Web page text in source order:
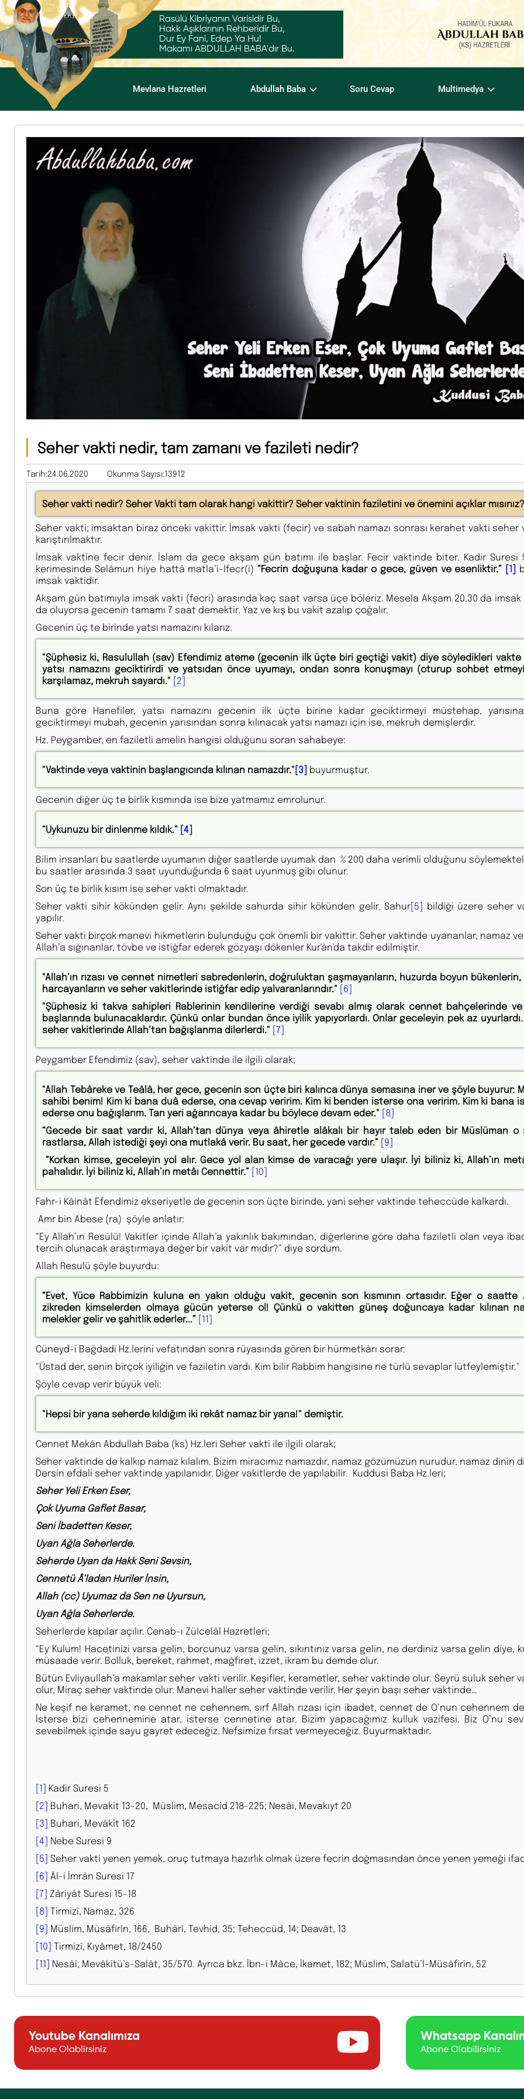
Rasülü Kibriyanın Varisidir Bu,
Hakk Aşıklarının Rehberidir Bu,
Dur Ey Fani, Edep Ya Hu!
Makamı ABDULLAH BABA'dır Bu.
Mevlana Hazretleri Abdullah Baba Soru Cevap Multimedya
Seher vakti nedir, tam zamanı ve fazileti nedir?
Tarih:24.06.2020 Okunma Sayısı:13912
Seher vakti nedir? Seher Vakti tam olarak hangi vakittir? Seher vaktinin faziletini ve önemini açıklar mısınız?
Seher vakti; imsaktan biraz önceki vakittir. İmsak vakti (fecir) ve sabah namazı sonrası kerahet vakti seher
karıştırılmaktır.
İmsak vaktine fecir denir. İslam da gece akşam gün batımı ile başlar. Fecir vaktinde biter. Kadir Suresi
kerimesinde Selâmun hiye hattâ matla’i-lfecr(i)“Fecrin doğuşuna kadar o gece, güven ve esenliktir.” [1]
imsak vaktidir.
Akşam gün batımıyla imsak vakti (fecri) arasında kaç saat varsa üçe böleriz. Mesela Akşam 20.30 da imsak
da oluyorsa gecenin tamamı 7 saat demektir. Yaz ve kış bu vakit azalıp çoğalır.
Gecenin üç te birinde yatsı namazını kılarız.
"Şüphesiz ki, Rasulullah (sav) Efendimiz ateme (gecenin ilk üçte biri geçtiği vakit) diye söyledikleri vakte
yatsı namazını geciktirirdi ve yatsıdan önce uyumayı, ondan sonra konuşmayı (oturup sohbet
karşılamaz, mekruh sayardı." [2]
Buna göre Hanefiler, yatsı namazını gecenin ilk üçte birine kadar geciktirmeyi müstehap,
geciktirmeyi mubah, gecenin yarısından sonra kılınacak yatsı namazı için ise, mekruh demişlerdir.
Hz. Peygamber, en faziletli amelin hangisi olduğunu soran sahabeye:
"Vaktinde veya vaktinin başlangıcında kılınan namazdır."[3] buyurmuştur.
Gecenin diğer üç te birlik kısmında ise bize yatmamız emrolunur.
“Uykunuzu bir dinlenme kıldık.” [4]
Bilim insanları bu saatlerde uyumanın diğer saatlerde uyumak dan % 200 daha verimli olduğunu
bu saatler arasında 3 saat uyunduğunda 6 saat uyunmuş gibi olunur.
Son üç te birlik kısım ise seher vakti olmaktadır.
Seher vakti sihir kökünden gelir. Aynı şekilde sahurda sihir kökünden gelir. Sahur[5] bildiği üzere seher
yapılır.
Seher vakti birçok manevi hikmetlerin bulunduğu çok önemli bir vakittir. Seher vaktinde uyananlar, namaz
Allah’a sığınanlar, tövbe ve istiğfar ederek gözyaşı dökenler Kur'ân'da takdir edilmiştir.
"Allah’ın rızası ve cennet nimetleri sabredenlerin, doğruluktan şaşmayanların, huzurda boyun
harcayanların ve seher vakitlerinde istiğfar edip yalvaranlarındır." [6]
"Şüphesiz ki takva sahipleri Rablerinin kendilerine verdiği sevabı almış olarak cennet bahçelerinde ve
başlarında bulunacaklardır. Çünkü onlar bundan önce iyilik yapıyorlardı. Onlar geceleyin pek az
seher vakitlerinde Allah’tan bağışlanma dilerlerdi." [7]
Peygamber Efendimiz (sav), seher vaktinde ile ilgili olarak;
"Allah Tebâreke ve Teâlâ, her gece, gecenin son üçte biri kalınca dünya semasına iner ve şöyle buyurur:
sahibi benim! Kim ki bana duâ ederse, ona cevap veririm. Kim ki benden isterse ona veririm. Kim ki bana
ederse onu bağışlarım. Tan yeri ağarıncaya kadar bu böylece devam eder." [8]
“Gecede bir saat vardır ki, Allah’tan dünya veya âhiretle alâkalı bir hayır taleb eden bir Müslüman o
rastlarsa, Allah istediği şeyi ona mutlakâ verir. Bu saat, her gecede vardır.” [9]
“Korkan kimse, geceleyin yol alır. Gece yol alan kimse de varacağı yere ulaşır. İyi biliniz ki, Allah’ın
pahalıdır. İyi biliniz ki, Allah’ın metâı Cennettir.” [10]
Fahr-i Kâinât Efendimiz ekseriyetle de gecenin son üçte birinde, yani seher vaktinde teheccüde kalkardı.
Amr bin Abese (ra) şöyle anlatır:
“Ey Allah’ın Resûlü! Vakitler içinde Allah’a yakınlık bakımından, diğerlerine göre daha faziletli olan veya
tercih olunacak araştırmaya değer bir vakit var mıdır?” diye sordum.
Allah Resulü şöyle buyurdu:
“Evet, Yüce Rabbimizin kuluna en yakın olduğu vakit, gecenin son kısmının ortasıdır. Eğer o saatte
zikreden kimselerden olmaya gücün yeterse ol! Çünkü o vakitten güneş doğuncaya kadar kılınan
melekler gelir ve şahitlik ederler...” [11]
Cüneyd-i Bağdadi Hz.lerini vefatından sonra rüyasında gören bir hürmetkârı sorar:
"Üstad der, senin birçok iyiliğin ve faziletin vardı. Kim bilir Rabbim hangisine ne türlü sevaplar lütfeylemiştir."
Şöyle cevap verir büyük veli:
"Hepsi bir yana seherde kıldığım iki rekât namaz bir yana!" demiştir.
Cennet Mekân Abdullah Baba (ks) Hz.leri Seher vakti ile ilgili olarak;
Seher vaktinde de kalkıp namaz kılalım. Bizim miracımız namazdır, namaz gözümüzün nurudur, namaz dinin
Dersin efdali seher vaktinde yapılanıdır. Diğer vakitlerde de yapılabilir. Kuddusi Baba Hz.leri;
Seher Yeli Erken Eser,
Çok Uyuma Gaflet Basar,
Seni İbadetten Keser,
Uyan Ağla Seherlerde.
Seherde Uyan da Hakk Seni Sevsin,
Cennetü Â’ladan Huriler İnsin,
Allah (cc) Uyumaz da Sen ne Uyursun,
Uyan Ağla Seherlerde.
Seherlerde kapılar açılır. Cenab-ı Zülcelâl Hazretleri;
“Ey Kulum! Hacetinizi varsa gelin, borcunuz varsa gelin, sıkıntınız varsa gelin, ne derdiniz varsa gelin diye,
müsaade verir. Bolluk, bereket, rahmet, mağfiret, izzet, ikram bu demde olur.
Bütün Evliyaullah’a makamlar seher vakti verilir. Keşifler, kerametler, seher vaktinde olur. Seyrü suluk seher
olur, Miraç seher vaktinde olur. Manevi haller seher vaktinde verilir. Her şeyin başı seher vaktinde…
Ne keşif ne keramet, ne cennet ne cehennem, sırf Allah rızası için ibadet, cennet de O’nun cehennem de
İsterse bizi cehennemine atar, isterse cennetine atar. Bizim yapacağımız kulluk vazifesi. Biz O’nu
sevebilmek içinde sayu gayret edeceğiz. Nefsimize fırsat vermeyeceğiz. Buyurmaktadır.
[1] Kadir Suresi 5
[2] Buhari, Mevakit 13-20, Müslim, Mesacid 218-225; Nesâi, Mevakıyt 20
[3] Buhari, Mevâkît 162
[4] Nebe Suresi 9
[5] Seher vakti yenen yemek, oruç tutmaya hazırlık olmak üzere fecrin doğmasından önce yenen yemeği
[6] Âl-i İmrân Suresi 17
[7] Zâriyât Suresi 15-18
[8] Tirmizî, Namaz, 326
[9] Müslim, Müsâfirîn, 166, Buhârî, Tevhid, 35; Teheccüd, 14; Deavât, 13
[10] Tirmizî, Kıyâmet, 18/2450
[11] Nesâî, Mevâkîtü’s-Salât, 35/570. Ayrıca bkz. İbn-i Mâce, İkamet, 182; Müslim, Salatü’l-Müsâfirîn, 52
Youtube Kanalımıza
Abone Olablirsiniz
Whatsapp
Abone Olabilirsiniz